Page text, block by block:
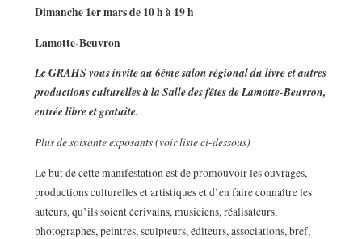
Dimanche 1er mars de 10 h à 19 h
Lamotte-Beuvron
Le GRAHS vous invite au 6ème salon régional du livre et autres
productions culturelles à la Salle des fêtes de Lamotte-Beuvron,
entrée libre et gratuite.
Plus de soixante exposants (voir liste ci-dessous)
Le but de cette manifestation est de promouvoir les ouvrages,
productions culturelles et artistiques et d’en faire connaître les
auteurs, qu’ils soient écrivains, musiciens, réalisateurs,
photographes, peintres, sculpteurs, éditeurs, associations, bref,